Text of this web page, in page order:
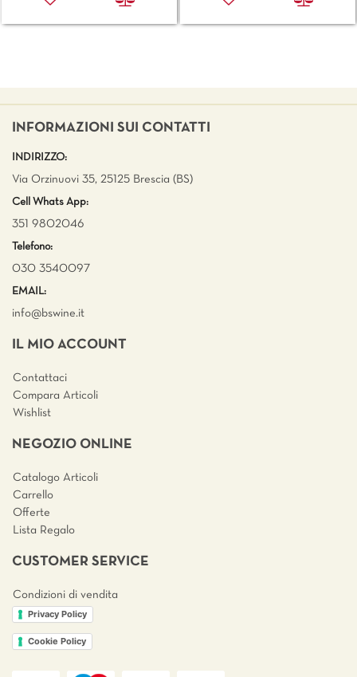
INFORMAZIONI SUI CONTATTI
INDIRIZZO:
Via Orzinuovi 35, 25125 Brescia (BS)
Cell Whats App:
351 9802046
Telefono:
030 3540097
EMAIL:
info@bswine.it
IL MIO ACCOUNT
Contattaci
Compara Articoli
Wishlist
NEGOZIO ONLINE
Catalogo Articoli
Carrello
Offerte
Lista Regalo
CUSTOMER SERVICE
Condizioni di vendita
Privacy Policy
Cookie Policy